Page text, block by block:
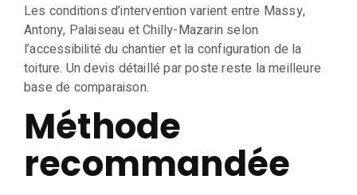
Les conditions d’intervention varient entre Massy,
Antony, Palaiseau et Chilly-Mazarin selon
l’accessibilité du chantier et la configuration de la
toiture. Un devis détaillé par poste reste la meilleure
base de comparaison.
Méthode
recommandée